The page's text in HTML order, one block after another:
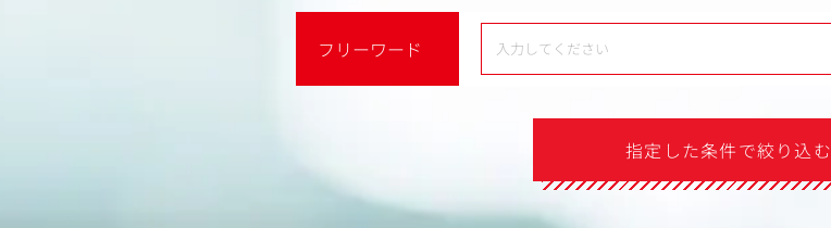
フリーワード
指定した条件で絞り込む